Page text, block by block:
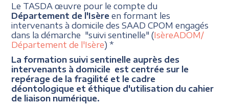
Le TASDA œuvre pour le compte du
Département de l'Isère en formant les
intervenants à domicile des SAAD CPOM engagés
dans la démarche "suivi sentinelle" (IsèreADOM/
Département de l'Isère) *
La formation suivi sentinelle auprès des
intervenants à domicile est centrée sur le
repérage de la fragilité et le cadre
déontologique et éthique d'utilisation du cahier
de liaison numérique.